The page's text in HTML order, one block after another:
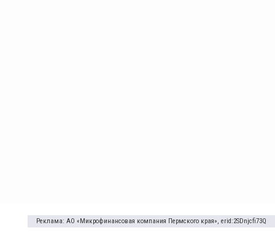
Реклама: АО «Микрофинансовая компания Пермского края», erid:2SDnjcfi73Q